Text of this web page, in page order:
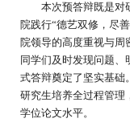
本次预答辩既是对
院践行“德艺双修，尽
院领导的高度重视与周
同学们及时发现问题
式答辩奠定了坚实基础
研究生培养全过程管理
学位论文水平。